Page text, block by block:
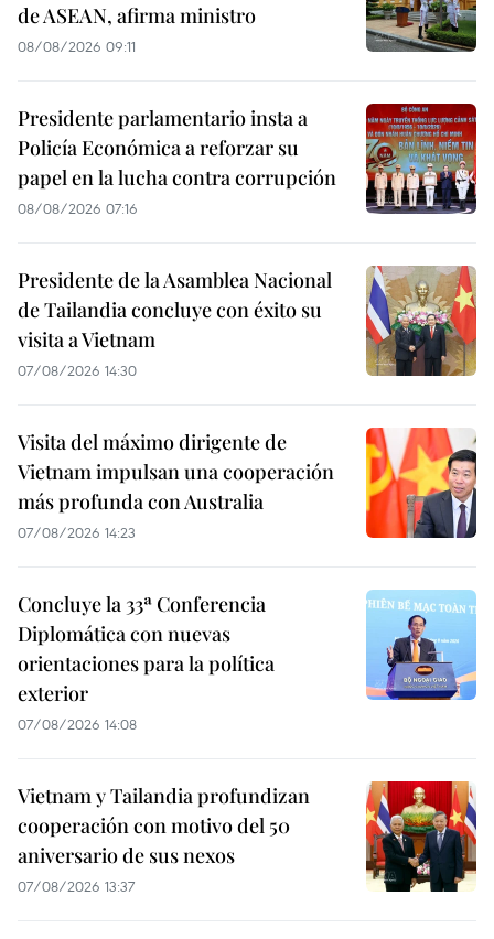
de ASEAN, afirma ministro
08/08/2026 09:11
Presidente parlamentario insta a
Policía Económica a reforzar su
papel en la lucha contra corrupción
08/08/2026 07:16
Presidente de la Asamblea Nacional
de Tailandia concluye con éxito su
visita a Vietnam
07/08/2026 14:30
Visita del máximo dirigente de
Vietnam impulsan una cooperación
más profunda con Australia
07/08/2026 14:23
Concluye la 33ª Conferencia
Diplomática con nuevas
orientaciones para la política
exterior
07/08/2026 14:08
Vietnam y Tailandia profundizan
cooperación con motivo del 50
aniversario de sus nexos
07/08/2026 13:37